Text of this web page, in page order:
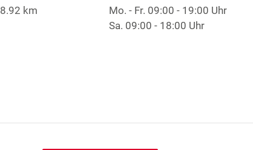
8.92 km Mo. - Fr. 09:00 - 19:00 Uhr
Sa. 09:00 - 18:00 Uhr